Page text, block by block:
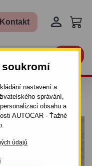
soukromí
nastavení a
správání,
obsahu a
AUTOCAR - Ťažné
údajů
Kontakt 
XC60 -